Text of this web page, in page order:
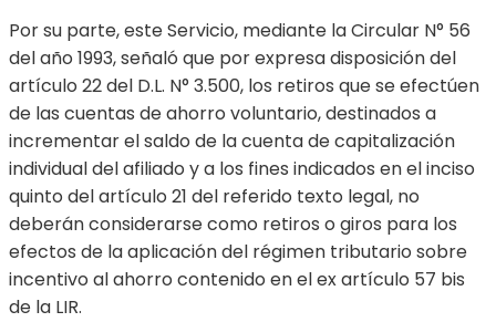
Por su parte, este Servicio, mediante la Circular N° 56
del año 1993, señaló que por expresa disposición del
artículo 22 del D.L. N° 3.500, los retiros que se efectúen
de las cuentas de ahorro voluntario, destinados a
incrementar el saldo de la cuenta de capitalización
individual del afiliado y a los fines indicados en el inciso
quinto del artículo 21 del referido texto legal, no
deberán considerarse como retiros o giros para los
efectos de la aplicación del régimen tributario sobre
incentivo al ahorro contenido en el ex artículo 57 bis
de la LIR.